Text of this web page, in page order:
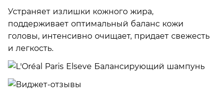
Устраняет излишки кожного жира,
поддерживает оптимальный баланс кожи
головы, интенсивно очищает, придает свежесть
и легкость.